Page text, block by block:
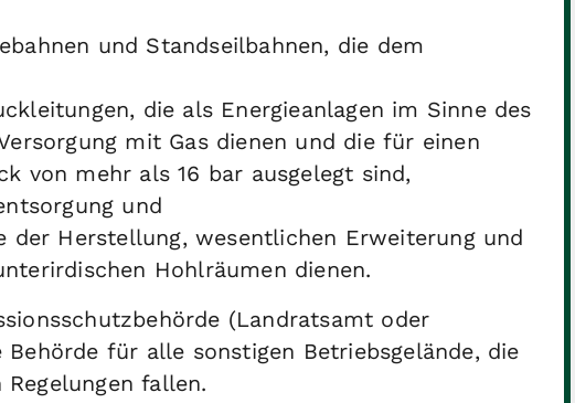
und Standseilbahnen, die dem
die als Energieanlagen im Sinne des
mit Gas dienen und die für einen
von mehr als 16 bar ausgelegt sind,
und
der Herstellung, wesentlichen Erweiterung und
Hohlräumen dienen.
(Landratsamt oder
für alle sonstigen Betriebsgelände, die
fallen.